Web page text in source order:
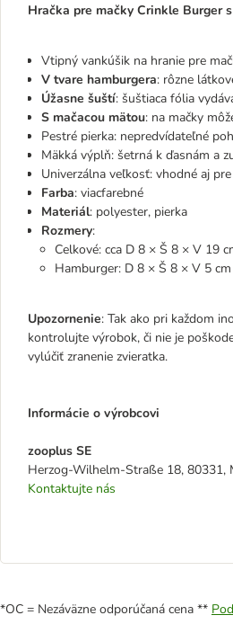
Hračka pre mačky Crinkle Burger
Vtipný vankúšik na hranie pre
V tvare hamburgera: rôzne
Úžasne šuští: šuštiaca fólia
S mačacou mätou: na mačky
Pestré pierka: nepredvídateľné
Mäkká výplň: šetrná k ďasnám a
Univerzálna veľkosť: vhodné aj
Farba: viacfarebné
Materiál: polyester, pierka
Rozmery:
Celkové: cca D 8 × Š 8 × V 19
Hamburger: D 8 × Š 8 × V 5 cm
Upozornenie: Tak ako pri každom
kontrolujte výrobok, či nie je
vylúčiť zranenie zvieratka.
Informácie o výrobcovi
zooplus SE
Herzog-Wilhelm-Straße 18, 80331,
Kontaktujte nás
*OC = Nezáväzne odporúčaná cena **